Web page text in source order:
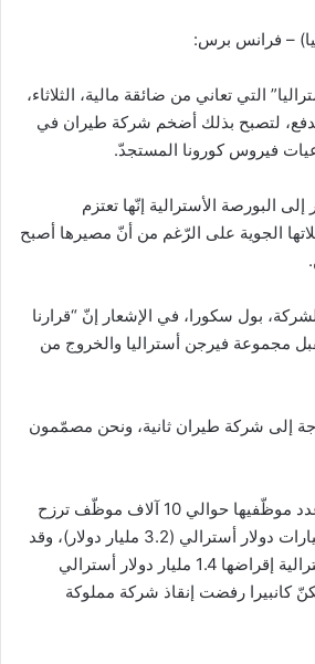
– فرانس برس:
التي تعاني من ضائقة مالية، الثلاثاء،
لتصبح بذلك أضخم شركة طيران في
فيروس كورونا المستجدّ.
البورصة الأسترالية إنّها تعتزم
الجوية على الرّغم من أنّ مصيرها أصبح
بول سكورا، في الإشعار إنّ “قرارنا
مجموعة فيرجن أستراليا والخروج من
إلى شركة طيران ثانية، ونحن مصمّمون
وفيرجن أستراليا البالغ عدد موظّفيها حوالي 10 آلاف موظّف ترزح
تحت ديون تزيد عن 5 مليارات دولار أسترالي (3.2 مليار دولار)، وقد
طلبت من الحكومة الأسترالية إقراضها 1.4 مليار دولار أسترالي
كانبيرا رفضت إنقاذ شركة مملوكة